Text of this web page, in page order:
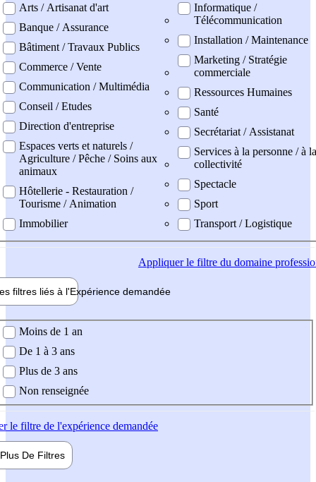
Arts / Artisanat d'art
Banque / Assurance
Bâtiment / Travaux Publics
Commerce / Vente
Communication / Multimédia
Conseil / Etudes
Direction d'entreprise
Espaces verts et naturels /
Agriculture / Pêche / Soins aux
animaux
Hôtellerie - Restauration /
Tourisme / Animation
Immobilier
Informatique /
Télécommunication
Installation / Maintenance
Marketing / Stratégie
commerciale
Ressources Humaines
Santé
Secrétariat / Assistanat
Services à la personne / à la
collectivité
Spectacle
Sport
Transport / Logistique
Appliquerle filtre du domaine
filtres liés à l'Expérience demandée
demandée
Moins de 1 an
De 1 à 3 ans
Plus de 3 ans
Non renseignée
le filtre de l'expérience demandée
Plus De Filtres